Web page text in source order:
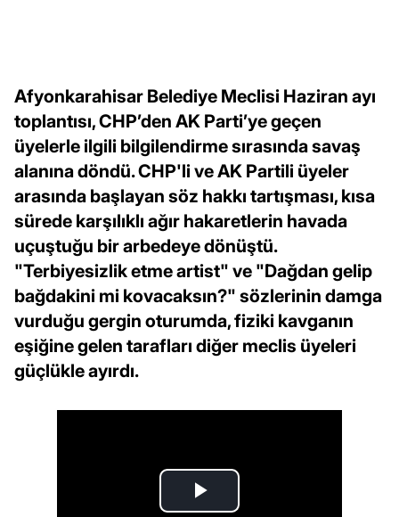
Afyonkarahisar Belediye Meclisi Haziran ayı
toplantısı, CHP’den AK Parti’ye geçen
üyelerle ilgili bilgilendirme sırasında savaş
alanına döndü. CHP'li ve AK Partili üyeler
arasında başlayan söz hakkı tartışması, kısa
sürede karşılıklı ağır hakaretlerin havada
uçuştuğu bir arbedeye dönüştü.
"Terbiyesizlik etme artist" ve "Dağdan gelip
bağdakini mi kovacaksın?" sözlerinin damga
vurduğu gergin oturumda, fiziki kavganın
eşiğine gelen tarafları diğer meclis üyeleri
güçlükle ayırdı.